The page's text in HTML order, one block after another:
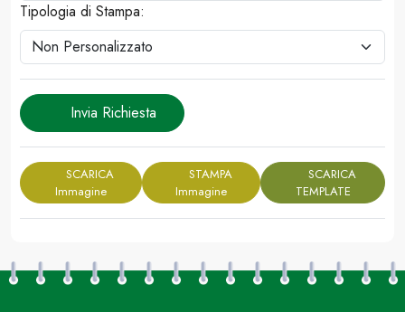
Tipologia di Stampa:
Invia Richiesta
SCARICA
Immagine
STAMPA
Immagine
SCARICA
TEMPLATE